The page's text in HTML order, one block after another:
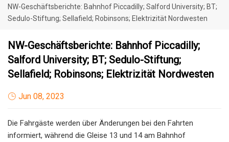
NW-Geschäftsberichte: Bahnhof Piccadilly; Salford University; BT;
Sedulo-Stiftung; Sellafield; Robinsons; Elektrizität Nordwesten
NW-Geschäftsberichte: Bahnhof Piccadilly;
Salford University; BT; Sedulo-Stiftung;
Sellafield; Robinsons; Elektrizität Nordwesten
Jun 08, 2023
Die Fahrgäste werden über Änderungen bei den Fahrten
informiert, während die Gleise 13 und 14 am Bahnhof